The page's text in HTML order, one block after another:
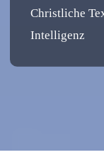
Christliche
Intelligenz